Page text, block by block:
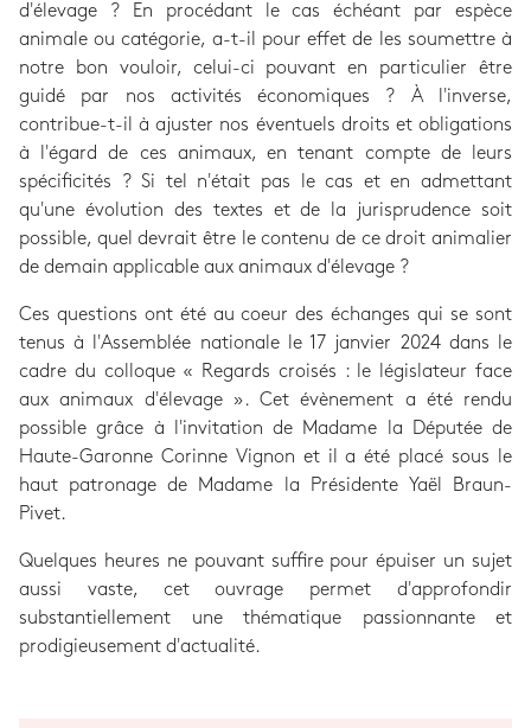
d'élevage ? En procédant le cas échéant par espèce
animale ou catégorie, a-t-il pour effet de les soumettre à
notre bon vouloir, celui-ci pouvant en particulier être
guidé par nos activités économiques ? À l'inverse,
contribue-t-il à ajuster nos éventuels droits et obligations
à l'égard de ces animaux, en tenant compte de leurs
spécificités ? Si tel n'était pas le cas et en admettant
qu'une évolution des textes et de la jurisprudence soit
possible, quel devrait être le contenu de ce droit animalier
de demain applicable aux animaux d'élevage ?
Ces questions ont été au coeur des échanges qui se sont
tenus à l'Assemblée nationale le 17 janvier 2024 dans le
cadre du colloque « Regards croisés : le législateur face
aux animaux d'élevage ». Cet évènement a été rendu
possible grâce à l'invitation de Madame la Députée de
Haute-Garonne Corinne Vignon et il a été placé sous le
haut patronage de Madame la Présidente Yaël Braun-
Pivet.
Quelques heures ne pouvant suffire pour épuiser un sujet
aussi vaste, cet ouvrage permet d'approfondir
substantiellement une thématique passionnante et
prodigieusement d'actualité.